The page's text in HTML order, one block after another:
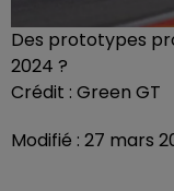
Des prototypes
2024 ?
Crédit : Green GT
Modifié : 27 mars